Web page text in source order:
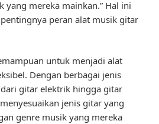
yang mereka mainkan.” Hal ini
peran alat musik gitar
untuk menjadi alat
Dengan berbagai jenis
gitar elektrik hingga gitar
jenis gitar yang
genre musik yang mereka